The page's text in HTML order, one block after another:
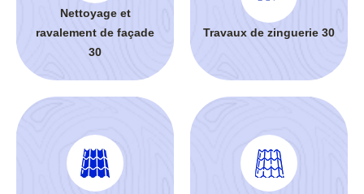
Nettoyage et
ravalement de façade
30
Travaux de zinguerie 30